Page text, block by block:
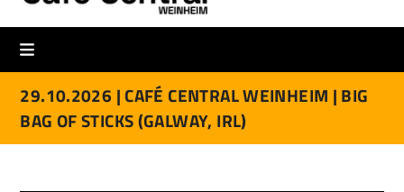
29.10.2026 | CAFÉ CENTRAL WEINHEIM | BIG
BAG OF STICKS (GALWAY, IRL)